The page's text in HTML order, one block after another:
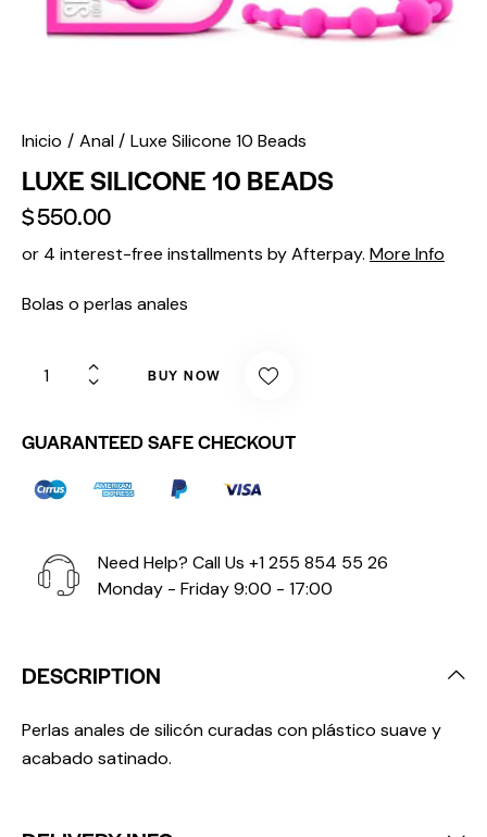
Inicio Anal Luxe Silicone 10 Beads
LUXE SILICONE 10 BEADS
$550.00
or 4 interest-free installments by Afterpay. More Info
Bolas o perlas anales
BUY NOW
GUARANTEED SAFE CHECKOUT
Need Help? Call Us +1 255 854 55 26
Monday - Friday 9:00 - 17:00
DESCRIPTION
Perlas anales de silicón curadas con plástico suave y
acabado satinado.